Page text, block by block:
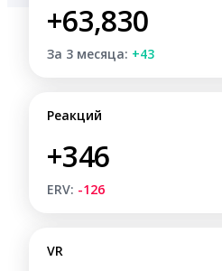
+63,830
За 3 месяца: +43
Реакций
+346
ERV: -126
VR